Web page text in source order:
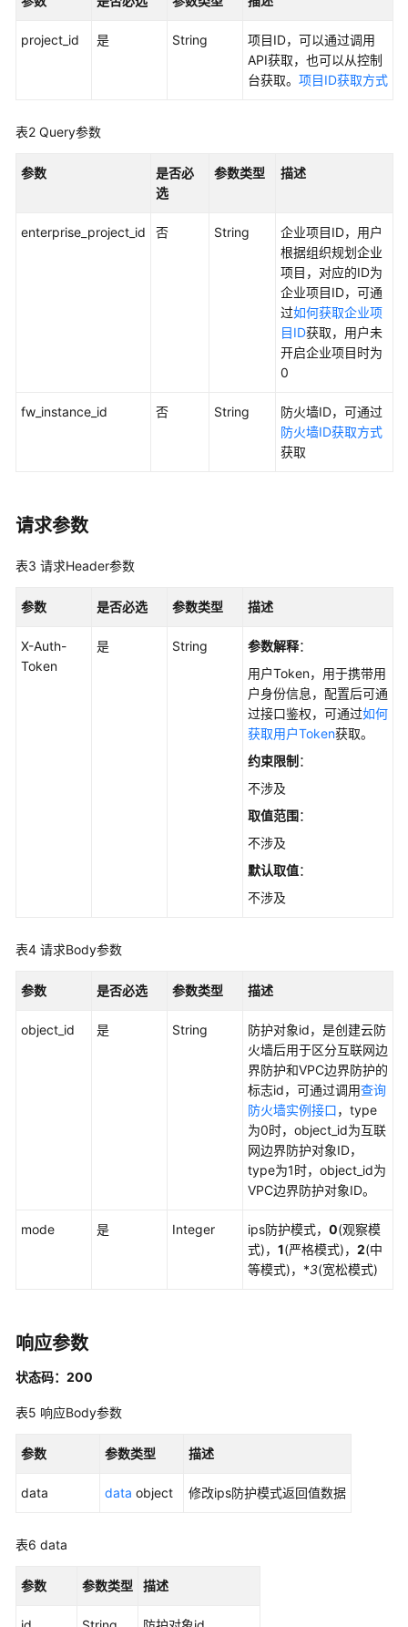
用
防
火
管
析
域
名
查
project_id 是 String
项目ID，可以通过调用
API获取，也可以从控制
台获取。 项目ID获取方式
表2 Query参数
参数
是否必
选
参数类型 描述
enterprise_project_id 否 String
企业项目ID，用户
根据组织规划企业
项目，对应的ID为
企业项目ID，可通
过如何获取企业项
目ID获取，用户未
开启企业项目时为
0
fw_instance_id 否 String
防火墙ID，可通过
防火墙ID获取方式
获取
请求参数
表3 请求Header参数
参数 是否必选 参数类型 描述
X-Auth-
Token
是 String 参数解释：
用户Token，用于携带用
户身份信息，配置后可通
过接口鉴权，可通过如何
获取用户Token获取。
约束限制 ：
不涉及
取值范围：
不涉及
默认取值：
不涉及
表4 请求Body参数
参数 是否必选 参数类型 描述
object_id 是 String
防护对象id，是创建云防
火墙后用于区分互联网边
界防护和VPC边界防护的
标志id，可通过调用查询
防火墙实例接口，type
为0时，object_id为互联
网边界防护对象ID，
type为1时，object_id为
VPC边界防护对象ID。
mode 是 Integer ips防护模式， 0(观察模
式)， 1(严格模式)， 2(中
等模式)，*3(宽松模式)
响应参数
状态码：200
表5 响应Body参数
参数 参数类型 描述
data data object 修改ips防护模式返回值数据
表6 data
参数 参数类型 描述